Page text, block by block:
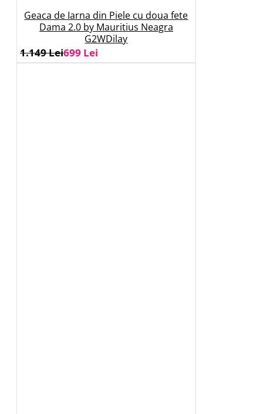
Geaca de Iarna din Piele cu doua fete
Dama 2.0 by Mauritius Neagra
G2WDilay
699 Lei
1.149 Lei